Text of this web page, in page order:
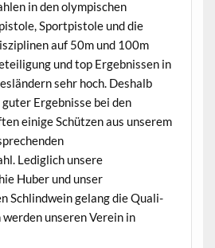
in den olympischen
Sportpistole und die
auf 50m und 100m
und top Ergebnissen in
sehr hoch. Deshalb
Ergebnisse bei den
einige Schützen aus unserem
Lediglich unsere
Huber und unser
Schlindwein gelang die Quali-
unseren Verein in